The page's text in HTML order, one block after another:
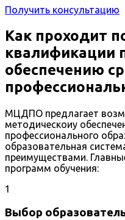
Получить консультацию
Как проходит
квалификации
обеспечению
МЦДПО предлагает
методическоиу
профессионального
образовательная
преимуществами.
программ обучения:
1
Выбор